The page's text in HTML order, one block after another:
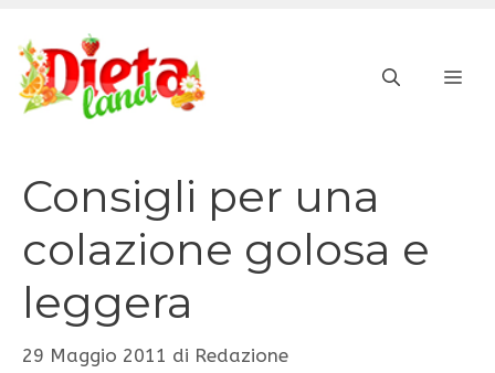
contenuto
Consigli per una
colazione golosa e
leggera
29 Maggio 2011 di Redazione